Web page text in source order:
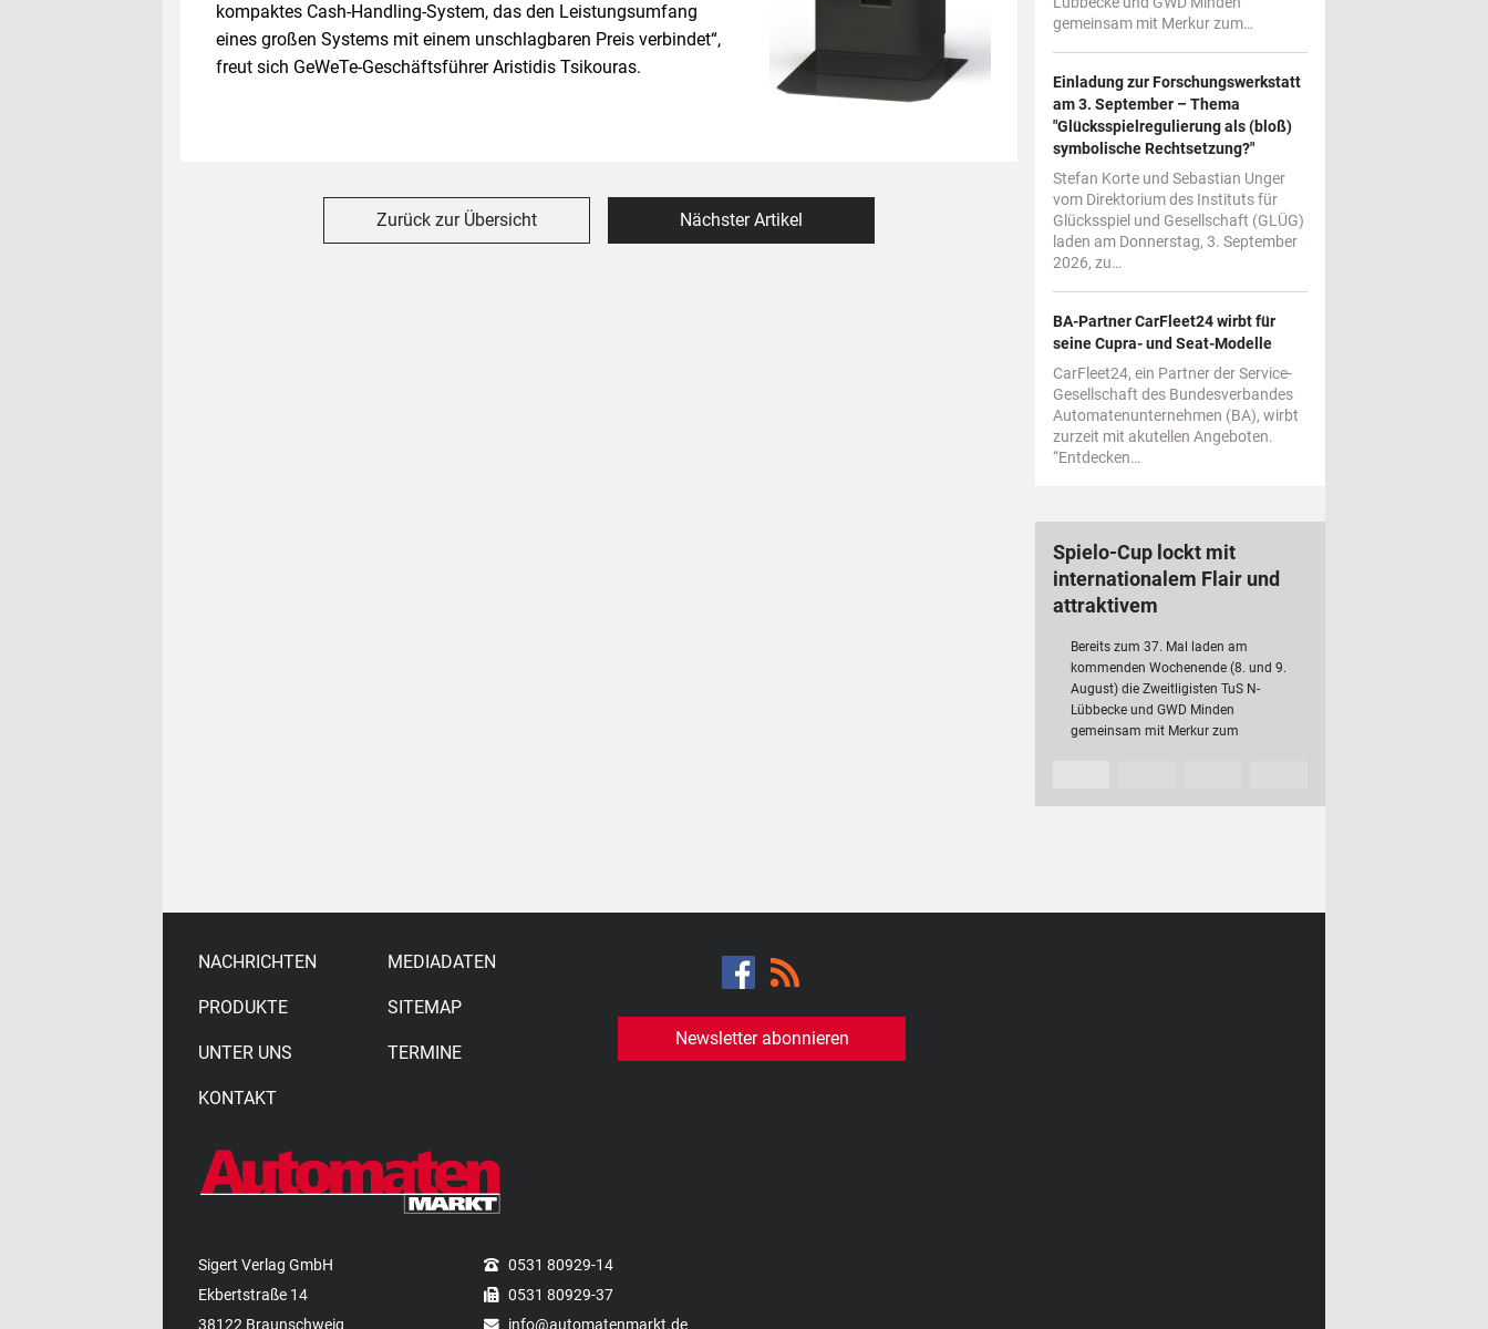
kompaktes Cash-Handling-System, das den Leistungsumfang
eines großen Systems mit einem unschlagbaren Preis verbindet“,
freut sich GeWeTe-Geschäftsführer Aristidis Tsikouras.
Zurück zur Übersicht Nächster Artikel
gemeinsam mit Merkur zum…
Einladung zur Forschungswerkstatt
am 3. September – Thema
"Glücksspielregulierung als (bloß)
symbolische Rechtsetzung?"
Stefan Korte und Sebastian Unger
vom Direktorium des Instituts für
Glücksspiel und Gesellschaft (GLÜG)
laden am Donnerstag, 3. September
2026, zu…
BA-Partner CarFleet24 wirbt für
seine Cupra- und Seat-Modelle
CarFleet24, ein Partner der Service-
Gesellschaft des Bundesverbandes
Automatenunternehmen (BA), wirbt
zurzeit mit akutellen Angeboten.
“Entdecken…
Spielo-Cup lockt mit
internationalem Flair und
attraktivem
Bereits zum 37. Mal laden am
kommenden Wochenende (8. und 9.
August) die Zweitligisten TuS N-
Lübbecke und GWD Minden
gemeinsam mit Merkur zum
NACHRICHTEN
PRODUKTE
UNTER UNS
KONTAKT
MEDIADATEN
SITEMAP
TERMINE
Newsletter abonnieren
Sigert Verlag GmbH
Ekbertstraße 14
38122 Braunschweig
0531 80929-14
0531 80929-37
info@automatenmarkt.de